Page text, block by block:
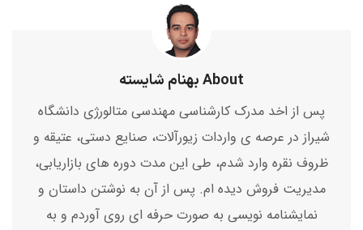
About بهنام شایسته
پس از اخد مدرک کارشناسی مهندسی متالورژی دانشگاه
شیراز در عرصه ی واردات زیورآلات، صنایع دستی، عتیقه و
ظروف نقره وارد شدم، طی این مدت دوره های بازاریابی،
مدیریت فروش دیده ام. پس از آن به نوشتن داستان و
نمایشنامه نویسی به صورت حرفه ای روی آوردم و به